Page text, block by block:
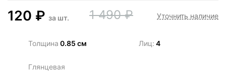
120 ₽ за шт. 1 490 ₽ Уточнить наличие
Толщина 0.85 см Лиц: 4
Глянцевая